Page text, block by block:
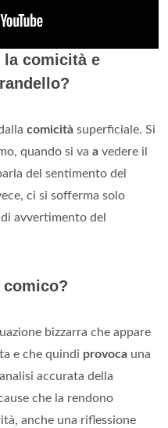
la comicità e
comicità superficiale. Si
quando si va a vedere il
del sentimento del
ci si sofferma solo
avvertimento del
comico?
bizzarra che appare
e che quindi provoca una
accurata della
che la rendono
anche una riflessione